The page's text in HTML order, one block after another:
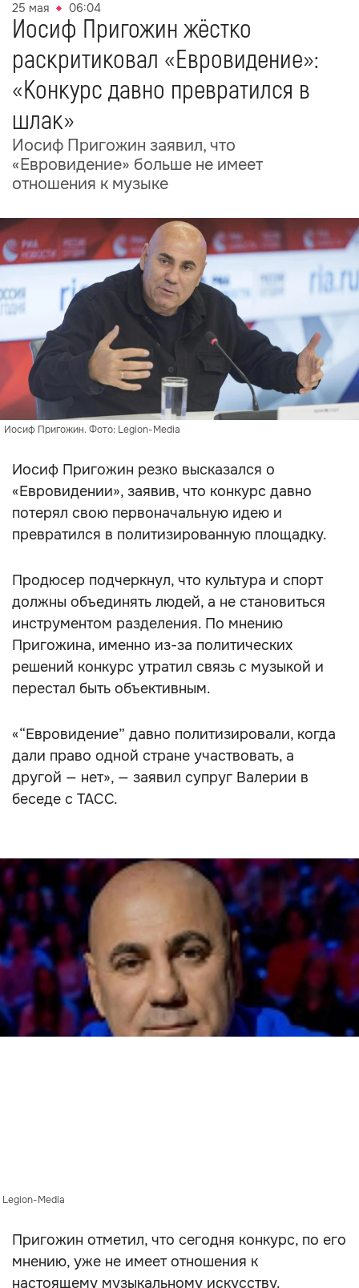
25 мая 06:04
Иосиф Пригожин жёстко
раскритиковал «Евровидение»:
«Конкурс давно превратился в
шлак»
Иосиф Пригожин заявил, что
«Евровидение» больше не имеет
отношения к музыке
Иосиф Пригожин. Фото: Legion-Media
Иосиф Пригожин резко высказался о
«Евровидении», заявив, что конкурс давно
потерял свою первоначальную идею и
превратился в политизированную площадку.
Продюсер подчеркнул, что культура и спорт
должны объединять людей, а не становиться
инструментом разделения. По мнению
Пригожина, именно из-за политических
решений конкурс утратил связь с музыкой и
перестал быть объективным.
«“Евровидение” давно политизировали, когда
дали право одной стране участвовать, а
другой — нет», — заявил супруг Валерии в
беседе с ТАСС.
Media
Пригожин отметил, что сегодня конкурс, по его
мнению, уже не имеет отношения к
настоящему музыкальному искусству.